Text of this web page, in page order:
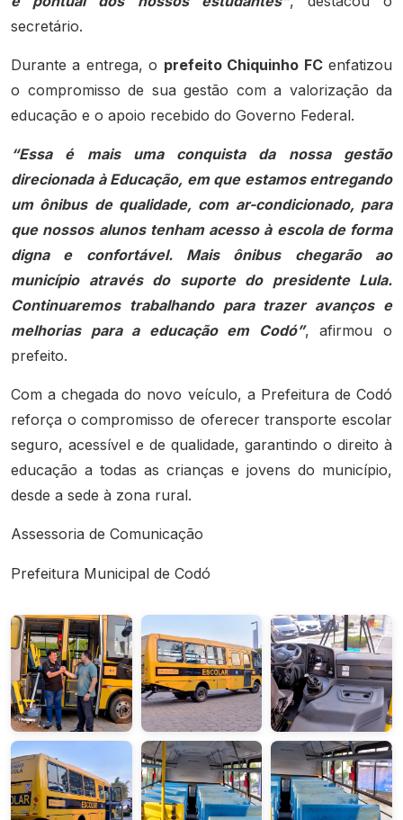
secretário.
Durante a entrega, o prefeito Chiquinho FCenfatizou
o compromisso de sua gestão com a valorização da
educação e o apoio recebido do Governo Federal.
“Essa é mais uma conquista da nossa gestão
direcionada à Educação, em que estamos entregando
um ônibus de qualidade, com ar-condicionado, para
que nossos alunos tenham acesso à escola de forma
digna e confortável. Mais ônibus chegarão ao
município através do suporte do presidente Lula.
Continuaremos trabalhando para trazer avanços e
melhorias para a educação em Codó”, afirmou o
prefeito.
Com a chegada do novo veículo, a Prefeitura de Codó
reforça o compromisso de oferecer transporte escolar
seguro, acessível e de qualidade, garantindo o direito à
educação a todas as crianças e jovens do município,
desde a sede à zona rural.
Assessoria de Comunicação
Prefeitura Municipal de Codó